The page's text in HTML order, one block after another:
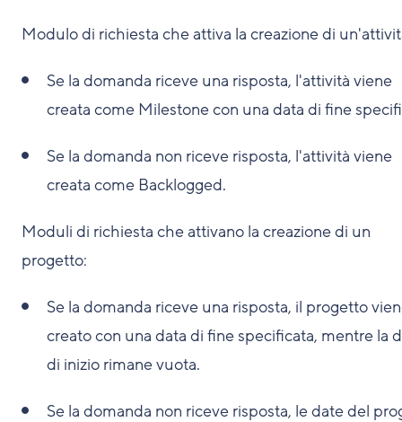
Modulo di richiesta che attiva la creazione di
Se la domanda riceve una risposta, l'attività viene
creata come Milestone con una data di fine
Se la domanda non riceve risposta, l'attività viene
creata come Backlogged.
Moduli di richiesta che attivano la creazione di un
progetto:
Se la domanda riceve una risposta, il progetto
creato con una data di fine specificata, mentre la
di inizio rimane vuota.
Se la domanda non riceve risposta, le date del